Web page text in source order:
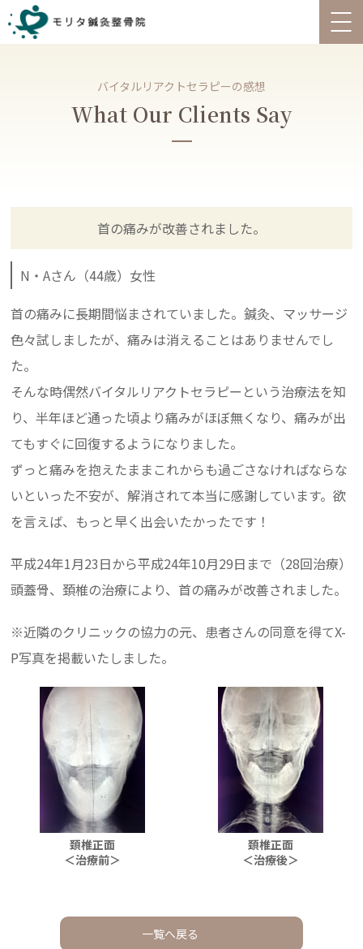
バイタルリアクトセラピーの感想
What Our Clients Say
首の痛みが改善されました。
N・Aさん（44歳）女性
首の痛みに長期間悩まされていました。鍼灸、マッサージ
色々試しましたが、痛みは消えることはありませんでし
た。
そんな時偶然バイタルリアクトセラピーという治療法を知
り、半年ほど通った頃より痛みがほぼ無くなり、痛みが出
てもすぐに回復するようになりました。
ずっと痛みを抱えたままこれからも過ごさなければならな
いといった不安が、解消されて本当に感謝しています。欲
を言えば、もっと早く出会いたかったです！
平成24年1月23日から平成24年10月29日まで（28回治療）
頭蓋骨、頚椎の治療により、首の痛みが改善されました。
※近隣のクリニックの協力の元、患者さんの同意を得てX-
P写真を掲載いたしました。
頚椎正面
＜治療前＞
頚椎正面
＜治療後＞
一覧へ戻る